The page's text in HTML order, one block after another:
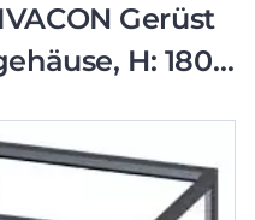
Gerüst
H: 1800